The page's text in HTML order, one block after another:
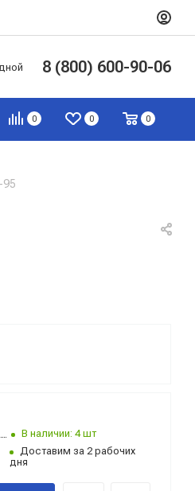
8 (800) 600-90-06
0 0 0
95
В наличии: 4 шт
Доставим за 2 рабочих
дня